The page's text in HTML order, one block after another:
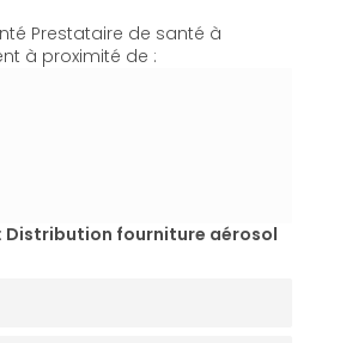
Prestataire de santé à
à proximité de :
Distribution fourniture aérosol